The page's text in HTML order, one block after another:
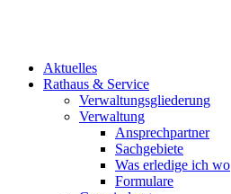
Aktuelles
Rathaus & Service
Verwaltungsgliederung
Verwaltung
Ansprechpartner
Sachgebiete
Was erledige ich wo
Formulare